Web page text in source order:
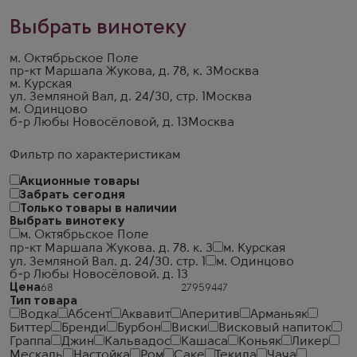
Фильтр по характеристикам
Акционные товары
Забрать сегодня
Только товары в наличии
Выбрать винотеку
м. Октябрьское Поле
пр-кт Маршала Жукова. д. 78. к. 3
м. Курская
ул. Земляной Вал. д. 24/30. стр. 1
м. Одинцово
б-р Любы Новосёловой. д. 13
Цена
Тип товара
Водка
Абсент Аквавит Аперитив
Арманьяк
Биттер
Бренди Бурбон Виски
Висковый напиток
Граппа
Джин Кальвадос Кашаса Коньяк
Ликер
Выбрать винотеку
м. Октябрьское Поле
пр-кт Маршала Жукова, д. 78, к. 3 Москва
м. Курская
ул. Земляной Вал, д. 24/30, стр. 1
Москва
м. Одинцово
б-р Любы Новосёловой, д. 13 Москва